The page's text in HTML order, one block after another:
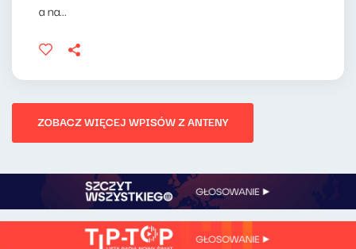
a na...
ZOBACZ WIĘCEJ WPISÓW Z ANTENY